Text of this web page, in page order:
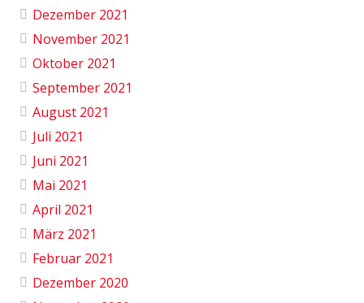
Dezember 2021
November 2021
Oktober 2021
September 2021
August 2021
Juli 2021
Juni 2021
Mai 2021
April 2021
März 2021
Februar 2021
Dezember 2020